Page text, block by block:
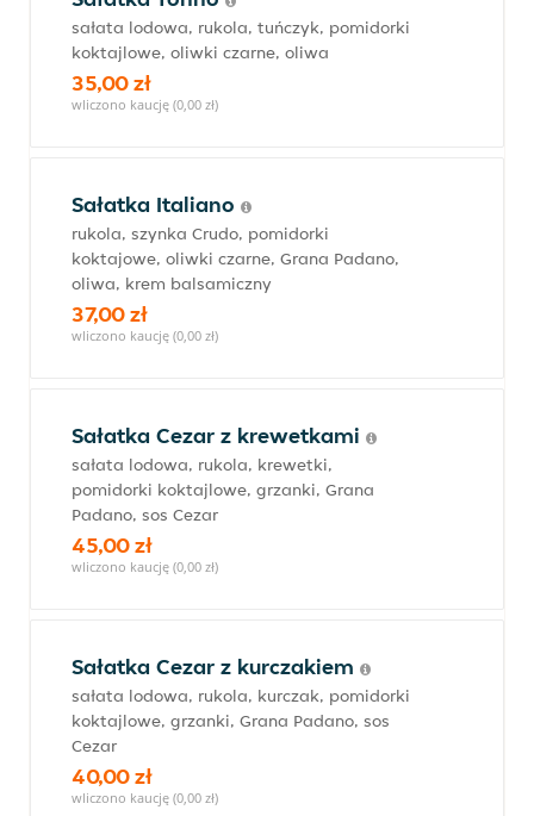
sałata lodowa, rukola, tuńczyk, pomidorki
koktajlowe, oliwki czarne, oliwa
35,00 zł
wliczono kaucję (0,00 zł)
Sałatka Italiano
rukola, szynka Crudo, pomidorki
koktajowe, oliwki czarne, Grana Padano,
oliwa, krem balsamiczny
37,00 zł
wliczono kaucję (0,00 zł)
Sałatka Cezar z krewetkami
sałata lodowa, rukola, krewetki,
pomidorki koktajlowe, grzanki, Grana
Padano, sos Cezar
45,00 zł
wliczono kaucję (0,00 zł)
Sałatka Cezar z kurczakiem
sałata lodowa, rukola, kurczak, pomidorki
koktajlowe, grzanki, Grana Padano, sos
Cezar
40,00 zł
wliczono kaucję (0,00 zł)